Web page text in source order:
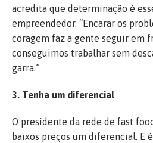
acredita que determinação é
empreendedor. “Encarar os
coragem faz a gente seguir em
conseguimos trabalhar sem
garra.”
3. Tenha um diferencial
O presidente da rede de fast
baixos preços um diferencial. E